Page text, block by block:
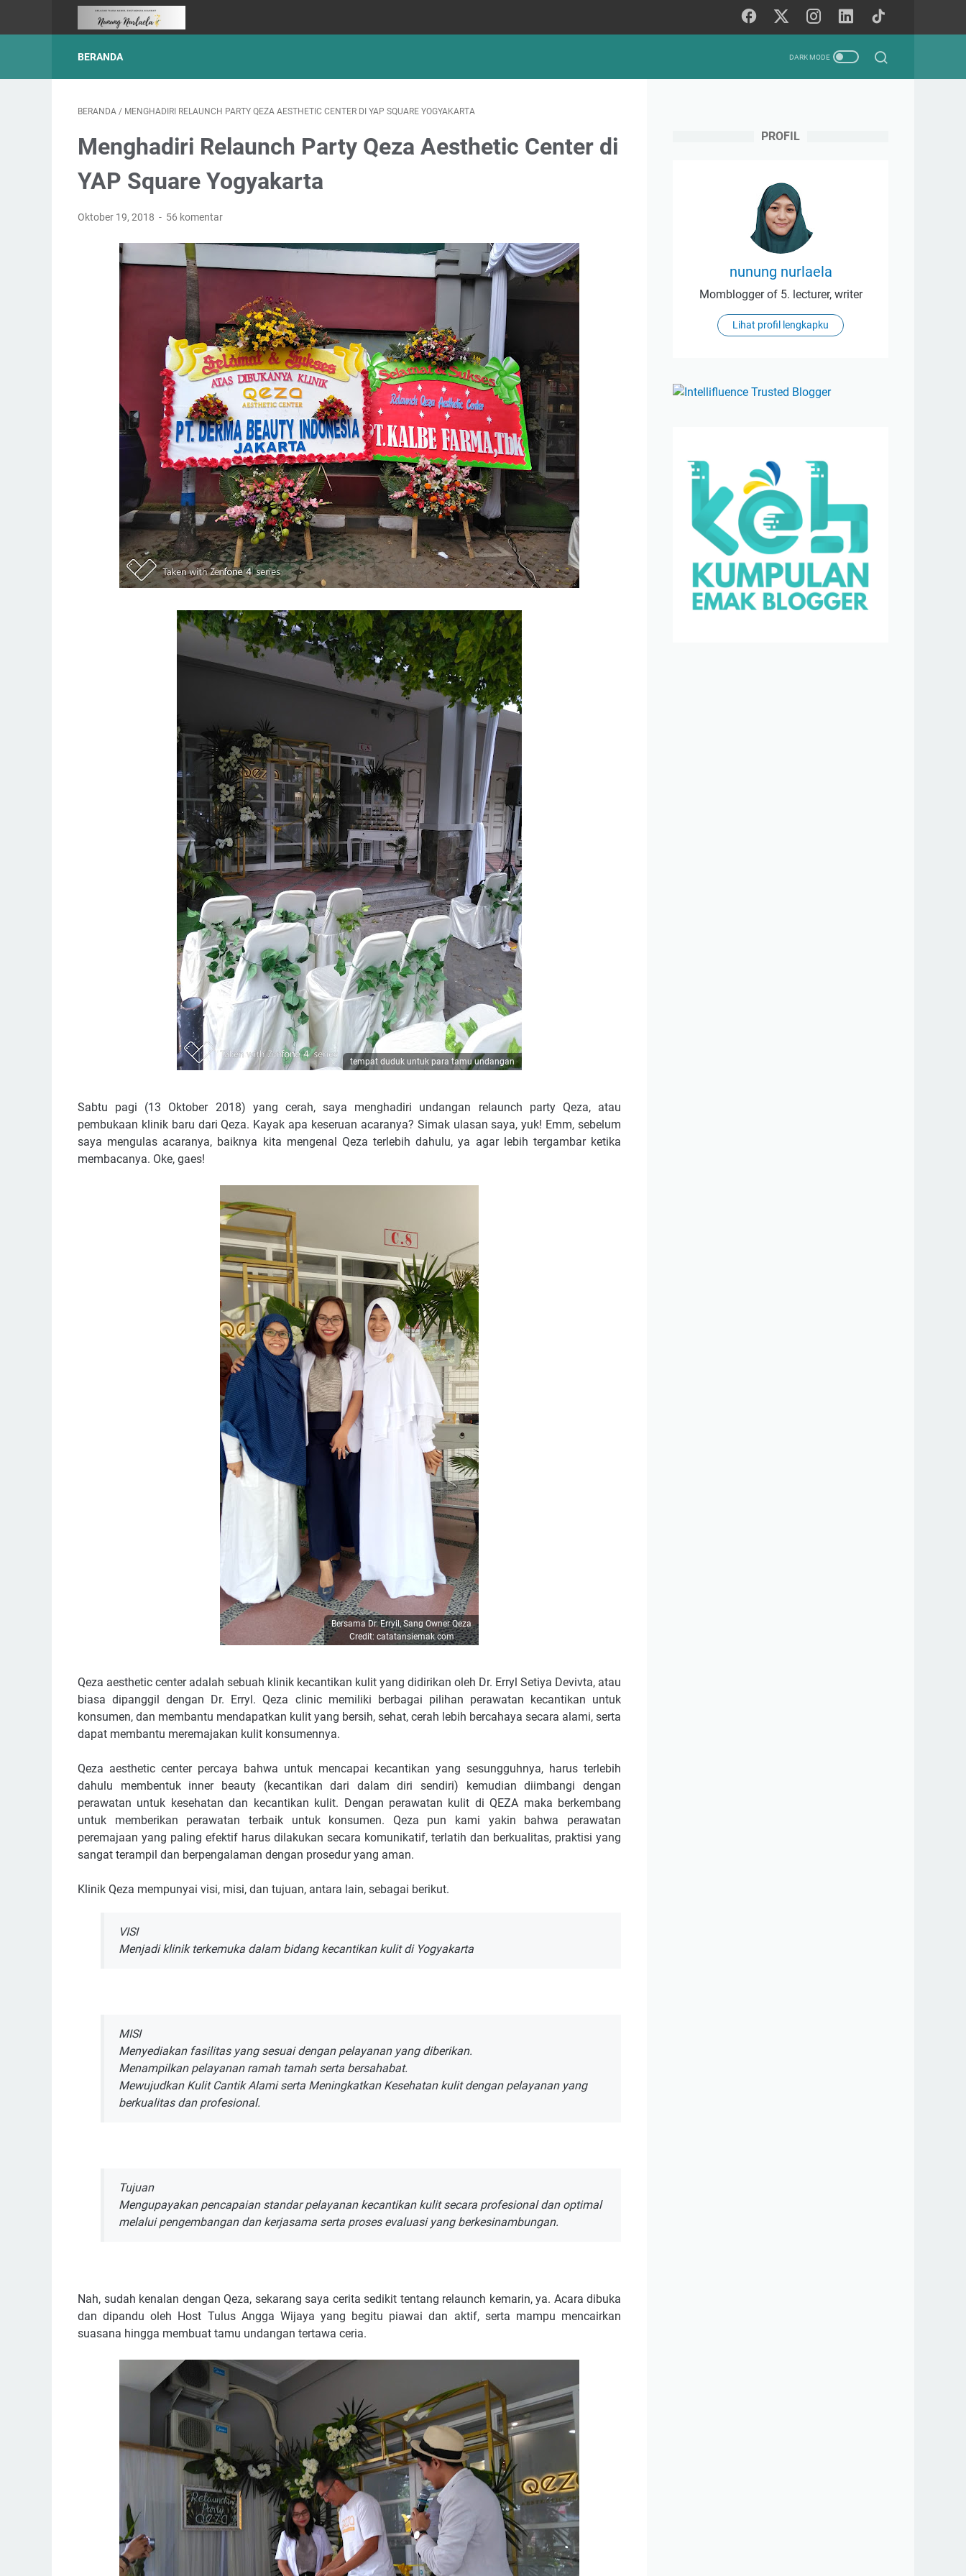
BERANDA
BERANDA / MENGHADIRI RELAUNCH PARTY QEZA AESTHETIC CENTER DI YAP SQUARE YOGYAKARTA
Menghadiri Relaunch Party Qeza Aesthetic Center di
YAP Square Yogyakarta
Oktober 19, 2018 56 komentar
tempat duduk untuk para tamu undangan
Sabtu pagi (13 Oktober 2018) yang cerah, saya menghadiri undangan relaunch party Qeza, atau
pembukaan klinik baru dari Qeza. Kayak apa keseruan acaranya? Simak ulasan saya, yuk! Emm, sebelum
saya mengulas acaranya, baiknya kita mengenal Qeza terlebih dahulu, ya agar lebih tergambar ketika
membacanya. Oke, gaes!
Bersama Dr. Erryil, Sang Owner Qeza
Credit: catatansiemak.com
Qeza aesthetic center adalah sebuah klinik kecantikan kulit yang didirikan oleh Dr. Erryl Setiya Devivta, atau
biasa dipanggil dengan Dr. Erryl. Qeza clinic memiliki berbagai pilihan perawatan kecantikan untuk
konsumen, dan membantu mendapatkan kulit yang bersih, sehat, cerah lebih bercahaya secara alami, serta
dapat membantu meremajakan kulit konsumennya.
Qeza aesthetic center percaya bahwa untuk mencapai kecantikan yang sesungguhnya, harus terlebih
dahulu membentuk inner beauty (kecantikan dari dalam diri sendiri) kemudian diimbangi dengan
perawatan untuk kesehatan dan kecantikan kulit. Dengan perawatan kulit di QEZA maka berkembang
untuk memberikan perawatan terbaik untuk konsumen. Qeza pun kami yakin bahwa perawatan
peremajaan yang paling efektif harus dilakukan secara komunikatif, terlatih dan berkualitas, praktisi yang
sangat terampil dan berpengalaman dengan prosedur yang aman.
Klinik Qeza mempunyai visi, misi, dan tujuan, antara lain, sebagai berikut.
VISI
Menjadi klinik terkemuka dalam bidang kecantikan kulit di Yogyakarta
MISI
Menyediakan fasilitas yang sesuai dengan pelayanan yang diberikan.
Menampilkan pelayanan ramah tamah serta bersahabat.
Mewujudkan Kulit Cantik Alami serta Meningkatkan Kesehatan kulit dengan pelayanan yang
berkualitas dan profesional.
Tujuan
Mengupayakan pencapaian standar pelayanan kecantikan kulit secara profesional dan optimal
melalui pengembangan dan kerjasama serta proses evaluasi yang berkesinambungan.
Nah, sudah kenalan dengan Qeza, sekarang saya cerita sedikit tentang relaunch kemarin, ya. Acara dibuka
dan dipandu oleh Host Tulus Angga Wijaya yang begitu piawai dan aktif, serta mampu mencairkan
suasana hingga membuat tamu undangan tertawa ceria.
PROFIL
nunung nurlaela
Momblogger of 5. lecturer, writer
Lihat profil lengkapku